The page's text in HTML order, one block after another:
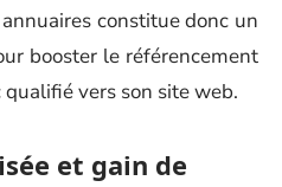
constitue donc un
booster le référencement
vers son site web.
et gain de